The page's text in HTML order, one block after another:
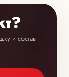
и состав